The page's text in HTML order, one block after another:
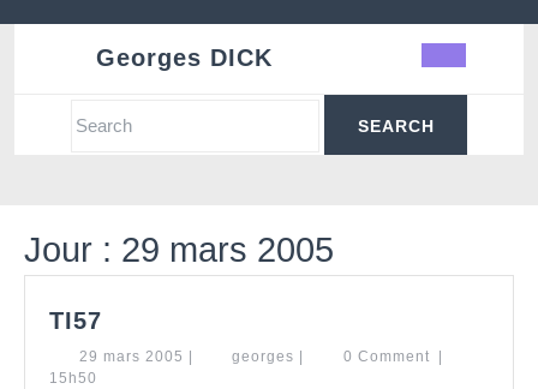
Georges DICK
Search
Jour : 29 mars 2005
TI57
29 mars 2005 29
georges georges0 Comment
15h50